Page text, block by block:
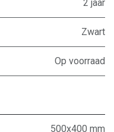
2 jaar
Zwart
Op voorraad
500x400 mm